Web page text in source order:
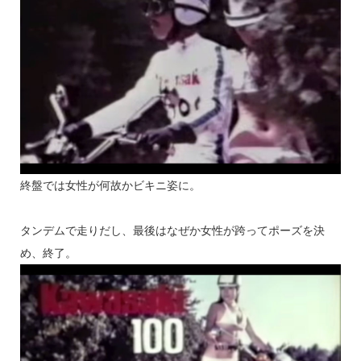
終盤では女性が何故かビキニ姿に。
タンデムで走りだし、最後はなぜか女性が跨ってポーズを決
め、終了。